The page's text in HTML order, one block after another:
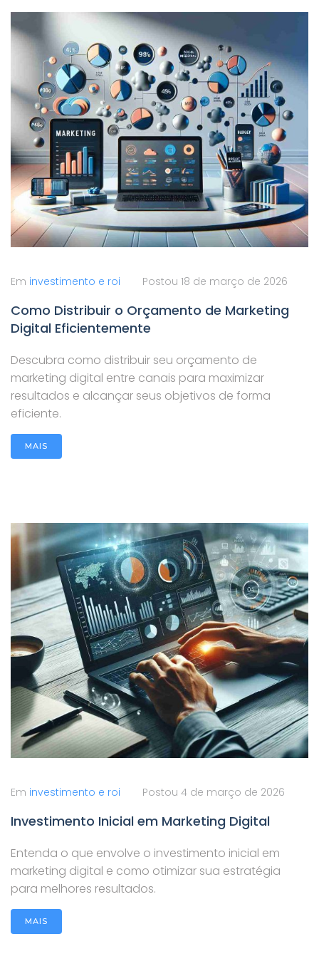
Em investimento e roi Postou 18 de março de 2026
Como Distribuir o Orçamento de Marketing
Digital Eficientemente
Descubra como distribuir seu orçamento de
marketing digital entre canais para maximizar
resultados e alcançar seus objetivos de forma
eficiente.
MAIS
Em investimento e roi Postou 4 de março de 2026
Investimento Inicial em Marketing Digital
Entenda o que envolve o investimento inicial em
marketing digital e como otimizar sua estratégia
para melhores resultados.
MAIS